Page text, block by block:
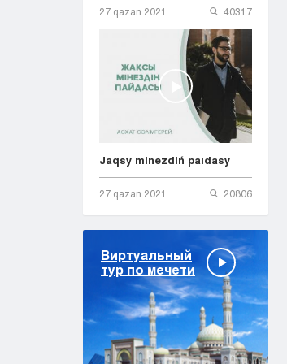
27 qazan 2021 40317
Jaqsy minezdiń paıdasy
27 qazan 2021 20806
Виртуальный
тур по мечети